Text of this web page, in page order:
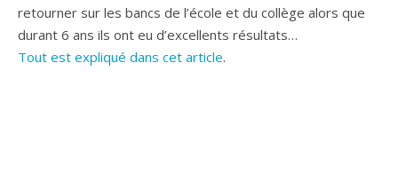
retourner sur les bancs de l’école et du collège alors que
durant 6 ans ils ont eu d’excellents résultats…
Tout est expliqué dans cet article.